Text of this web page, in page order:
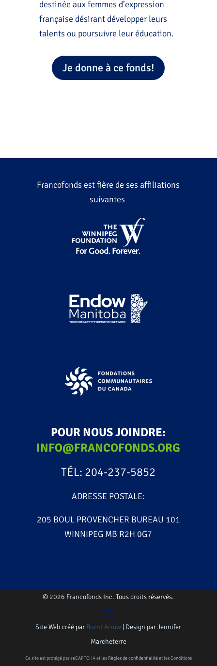
destinée aux femmes d’expression
française désirant développer leurs
talents ou poursuivre leur éducation.
Je donne à ce fonds!
Francofonds est fière de ses affiliations
suivantes
POUR NOUS JOINDRE:
INFO@FRANCOFONDS.ORG
TÉL: 204-237-5852
ADRESSE POSTALE:
205 BOUL PROVENCHER BUREAU 101
WINNIPEG MB R2H 0G7
© 2026 Francofonds Inc. Tous droits réservés.
Site Web créé par Burnt Arrow | Design par Jennifer
Marcheterre
Ce site est protégé par reCAPTCHA et les Règles de confidentialitéet lesConditions